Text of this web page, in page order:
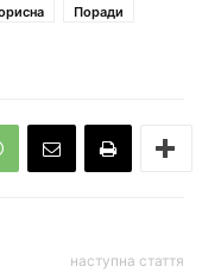
Поради
наступна стаття